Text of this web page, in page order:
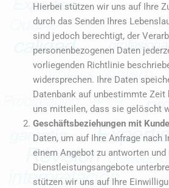
Hierbei stützen wir uns auf Ihre
durch das Senden Ihres
sind jedoch berechtigt, der
personenbezogenen Daten
vorliegenden Richtlinie
widersprechen. Ihre Daten
Datenbank auf unbestimmte Zeit
uns mitteilen, dass sie gelöscht
Geschäftsbeziehungen mit
Daten, um auf Ihre Anfrage nach
einem Angebot zu antworten
Dienstleistungsangebote
stützen wir uns auf Ihre